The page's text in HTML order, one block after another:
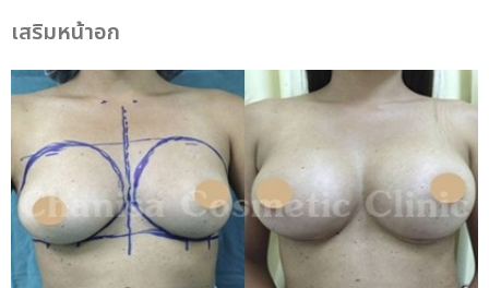
เสริมหน้าอก